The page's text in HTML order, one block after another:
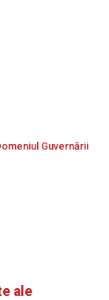
Guvernării
ale